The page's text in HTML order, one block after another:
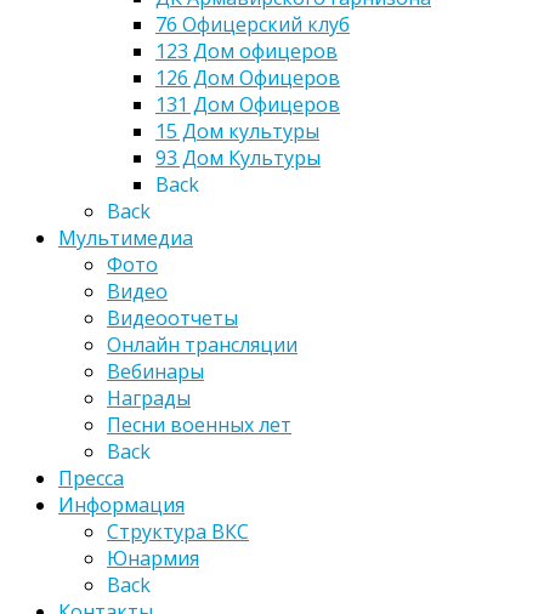
76 Офицерский клуб
123 Дом офицеров
126 Дом Офицеров
131 Дом Офицеров
15 Дом культуры
93 Дом Культуры
Back
Back
Мультимедиа
Фото
Видео
Видеоотчеты
Онлайн трансляции
Вебинары
Награды
Песни военных лет
Back
Пресса
Информация
Структура ВКС
Юнармия
Back